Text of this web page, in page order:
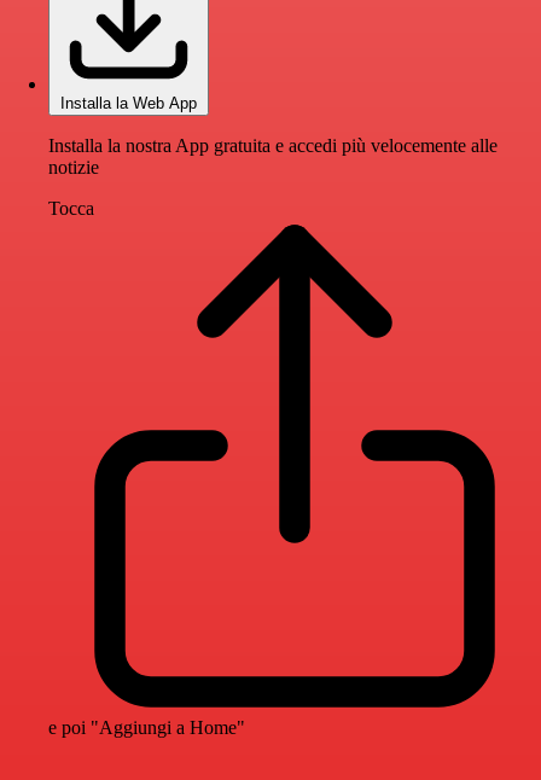
Installa la Web App
Installa la nostra App gratuita e accedi più velocemente alle
notizie
Tocca
e poi "Aggiungi a Home"